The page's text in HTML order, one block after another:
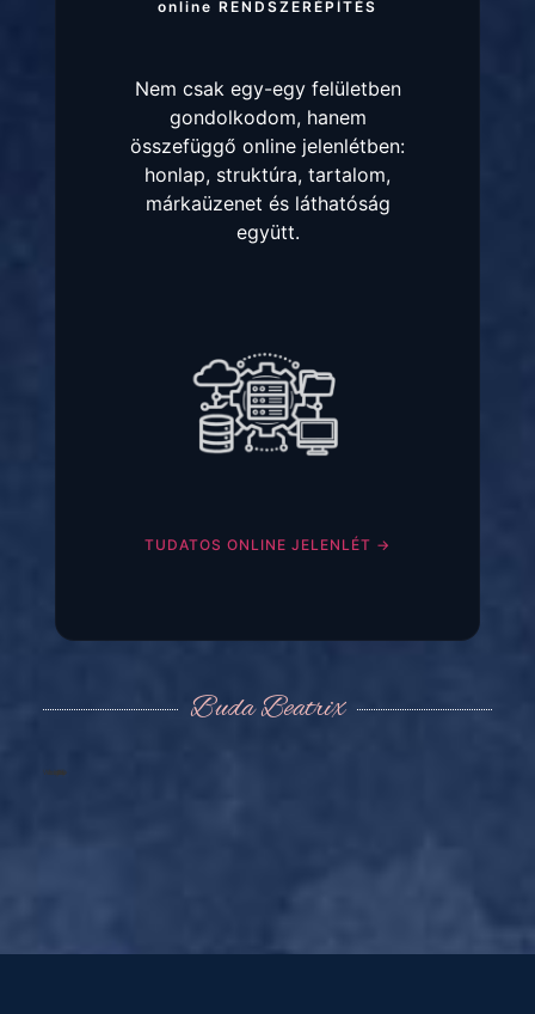
online RENDSZERÉPÍTÉS
Nem csak egy-egy felületben
gondolkodom, hanem
összefüggő online jelenlétben:
honlap, struktúra, tartalom,
márkaüzenet és láthatóság
együtt.
TUDATOS ONLINE JELENLÉT →
Buda Beatrix
Webdesign by Lilith →